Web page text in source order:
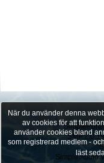
SMF 2.0.19
Simple Audio
När du använder denna
av cookies för att
använder cookies bland
som registrerad medlem -
läst